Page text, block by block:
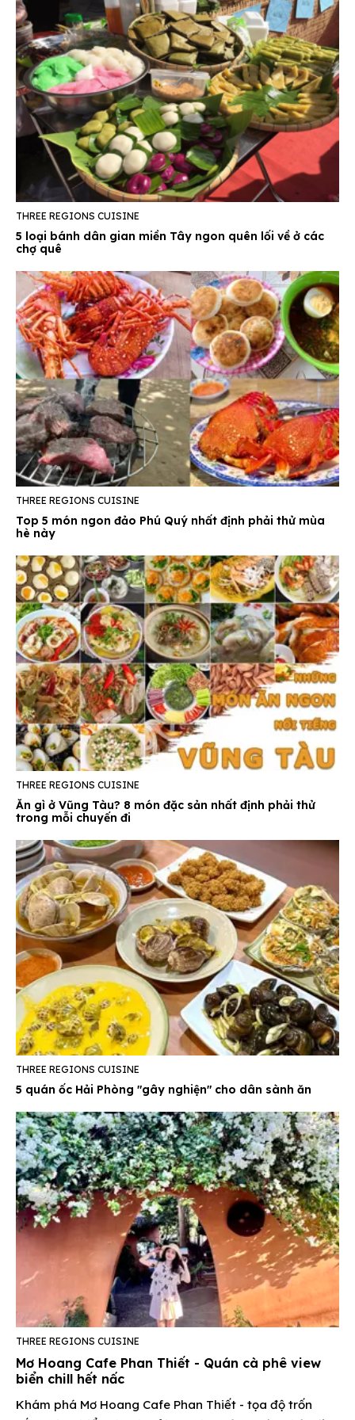
THREE REGIONS CUISINE
5 loại bánh dân gian miền Tây ngon quên lối về ở các
chợ quê
THREE REGIONS CUISINE
Top 5 món ngon đảo Phú Quý nhất định phải thử mùa
hè này
THREE REGIONS CUISINE
Ăn gì ở Vũng Tàu? 8 món đặc sản nhất định phải thử
trong mỗi chuyến đi
THREE REGIONS CUISINE
5 quán ốc Hải Phòng "gây nghiện" cho dân sành ăn
THREE REGIONS CUISINE
Mơ Hoang Cafe Phan Thiết - Quán cà phê view
biển chill hết nấc
Khám phá Mơ Hoang Cafe Phan Thiết - tọa độ trốn